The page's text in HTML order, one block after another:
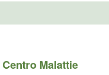
Centro Malattie